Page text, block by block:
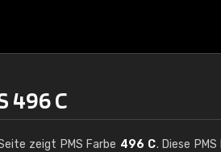
496 C
zeigt PMS Farbe 496 C. Diese